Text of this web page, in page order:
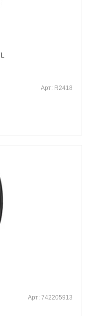
Арт: R2418
Арт: 742205913